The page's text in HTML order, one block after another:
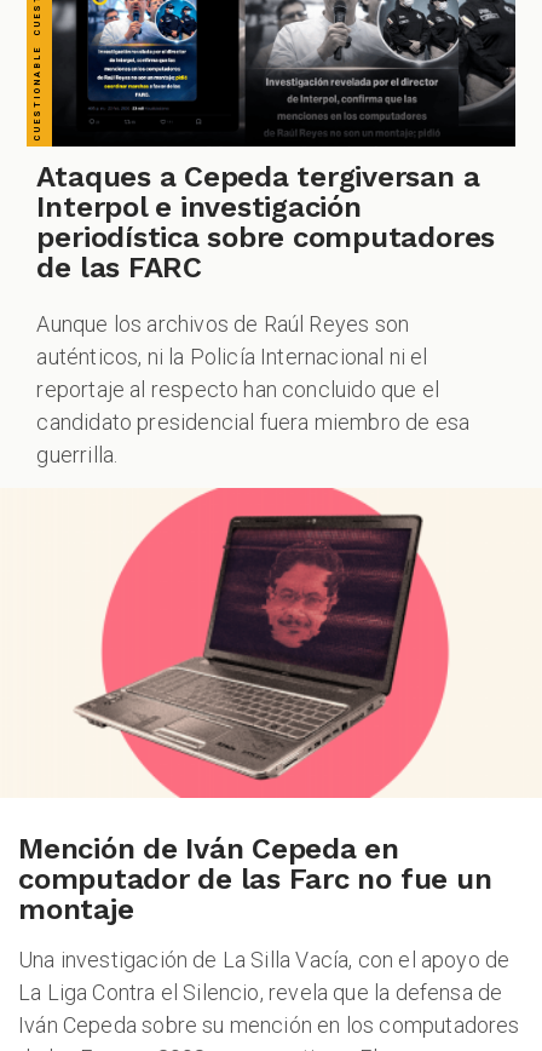
PODCAST
ZOOM
Ataques a Cepeda tergiversan a
Interpol e investigación
periodística sobre computadores
de las FARC
Aunque los archivos de Raúl Reyes son
auténticos, ni la Policía Internacional ni el
reportaje al respecto han concluido que el
candidato presidencial fuera miembro de esa
guerrilla.
Mención de Iván Cepeda en
computador de las Farc no fue un
montaje
Una investigación de La Silla Vacía, con el apoyo de
La Liga Contra el Silencio, revela que la defensa de
Iván Cepeda sobre su mención en los computadores